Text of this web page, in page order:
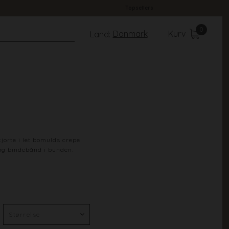
Kurv
Danmark
Land:
i let bomulds crepe
bindebånd i bunden.
Cream/Black Check
65% Polyester 35% Cotton